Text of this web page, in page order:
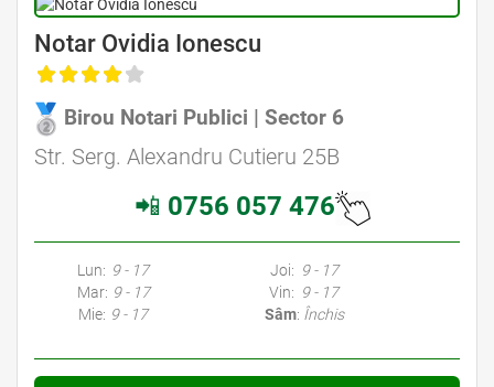
Notar Ovidia Ionescu
Birou Notari Publici | Sector 6
Str. Serg. Alexandru Cutieru 25B
📲 0756 057 476
Avocati Bucuresti • Cabinete Avocatura Bucuresti • Avocati Specializati Bucuresti • Avocat Bun Bucuresti • Avocat Bucuresti • Bucuresti Avocat • Avocat
Lun: 9 - 17
Mar: 9 - 17
Mie: 9 - 17
Joi: 9 - 17
Vin: 9 - 17
Sâm: Închis